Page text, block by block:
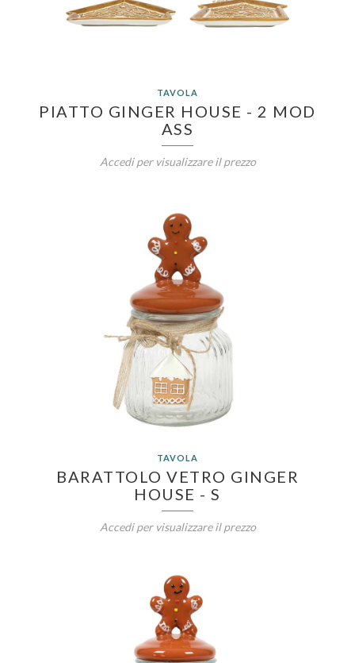
TAVOLA
PIATTO GINGER HOUSE - 2 MOD
ASS
Accedi per visualizzare il prezzo
TAVOLA
BARATTOLO VETRO GINGER
HOUSE - S
Accedi per visualizzare il prezzo